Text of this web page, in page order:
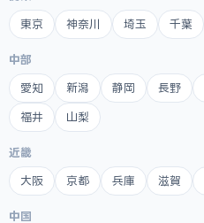
東京 神奈川 埼玉 千葉
中部
愛知 新潟 静岡 長野
福井 山梨
近畿
大阪 京都 兵庫 滋賀
中国